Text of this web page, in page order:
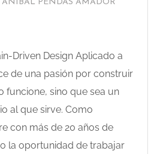
ANIBAL PENDÁS AMADOR
Driven Design Aplicado a
de una pasión por construir
funcione, sino que sea un
al que sirve. Como
con más de 20 años de
la oportunidad de trabajar